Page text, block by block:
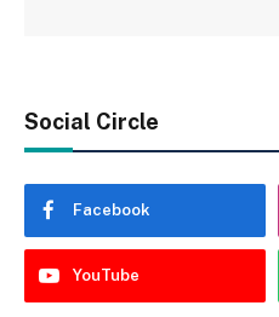
Social Circle
Facebook
YouTube